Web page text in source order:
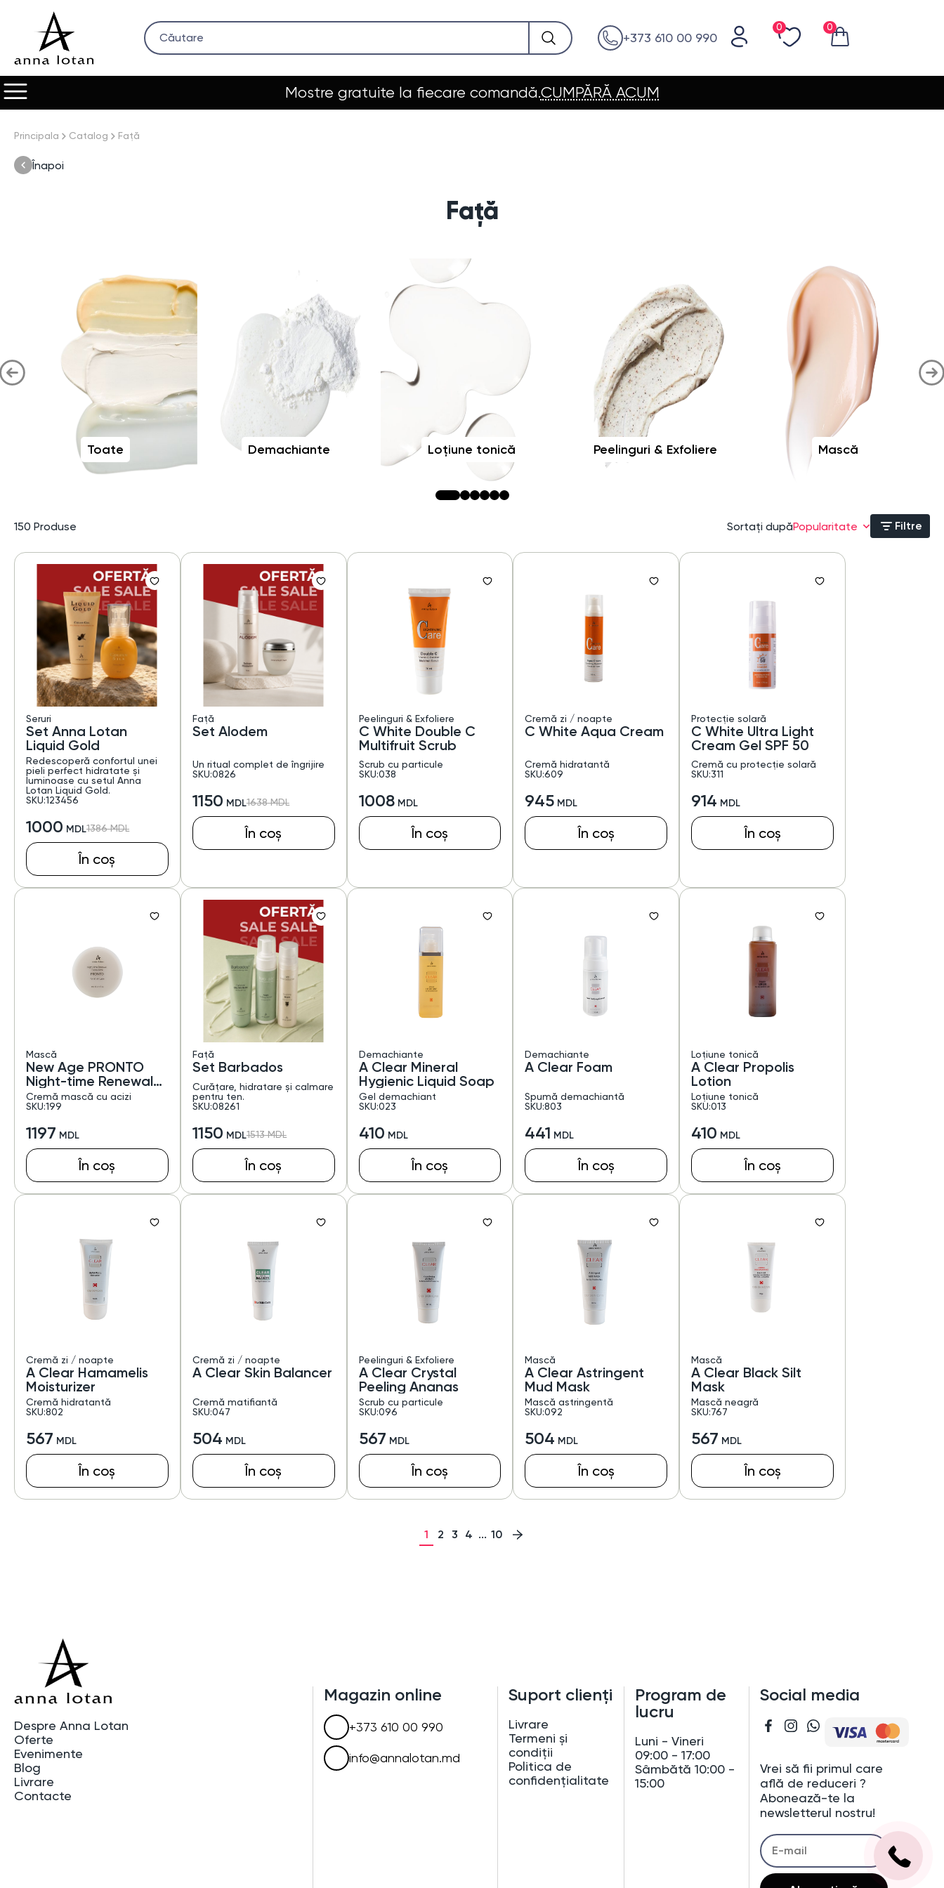
+373 610 00 990
0 0
Mostre gratuite la fiecare comandă.CUMPĂRĂ ACUM
Principala Catalog Față
Înapoi
Față
Toate Demachiante Loțiune tonică Peelinguri & Exfoliere Mască
150 Produse Sortați dupăPopularitate Filtre
Seruri
Set Anna Lotan
Liquid Gold
Redescoperă confortul unei
pieli perfect hidratate și
luminoase cu setul Anna
Lotan Liquid Gold.
SKU:123456
1386
1000
În coș
Față
Set Alodem
Un ritual complet de îngrijire
SKU:0826
1638
1150
În coș
Peelinguri & Exfoliere
C White Double C
Multifruit Scrub
Scrub cu particule
SKU:038
1008
În coș
Cremă zi / noapte
C White Aqua Cream
Cremă hidratantă
SKU:609
945
În coș
Protecție solară
C White Ultra Light
Cream Gel SPF 50
Cremă cu protecție solară
SKU:311
914
În coș
Mască
New Age PRONTO
Night-time Renewal
Cream-Mask
Cremă mască cu acizi
SKU:199
1197
În coș
Față
Set Barbados
Curățare, hidratare și calmare
pentru ten.
SKU:08261
1513
1150
În coș
Demachiante
A Clear Mineral
Hygienic Liquid Soap
Gel demachiant
SKU:023
410
În coș
Demachiante
A Clear Foam
Spumă demachiantă
SKU:803
441
În coș
Loțiune tonică
A Clear Propolis
Lotion
Loțiune tonică
SKU:013
410
În coș
Cremă zi / noapte
A Clear Hamamelis
Moisturizer
Cremă hidratantă
SKU:802
567
În coș
Cremă zi / noapte
A Clear Skin Balancer
Cremă matifiantă
SKU:047
504
În coș
Peelinguri & Exfoliere
A Clear Crystal
Peeling Ananas
Scrub cu particule
SKU:096
567
În coș
Mască
A Clear Astringent
Mud Mask
Mască astringentă
SKU:092
504
În coș
Mască
A Clear Black Silt
Mask
Mască neagră
SKU:767
567
În coș
1 2 3 4 ... 10
Despre Anna Lotan
Oferte
Evenimente
Blog
Livrare
Contacte
Magazin online
+373 610 00 990
info@annalotan.md
Suport clienți
Livrare
Termeni și
condiții
Politica de
confidențialitate
Program de
lucru
Luni - Vineri
09:00 - 17:00
Sâmbătă 10:00 -
15:00
Social media
Vrei să fii primul care
află de reduceri ?
Abonează-te la
newsletterul nostru!